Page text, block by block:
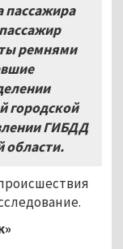
пассажира
ремнями
городской
ГИБДД
области.